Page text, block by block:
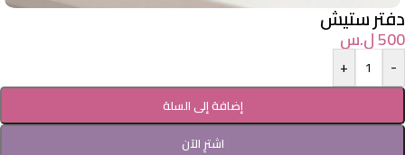
دفتر ستيش
500ل.س
-
+
إضافة إلى السلة
اشترِ الآن